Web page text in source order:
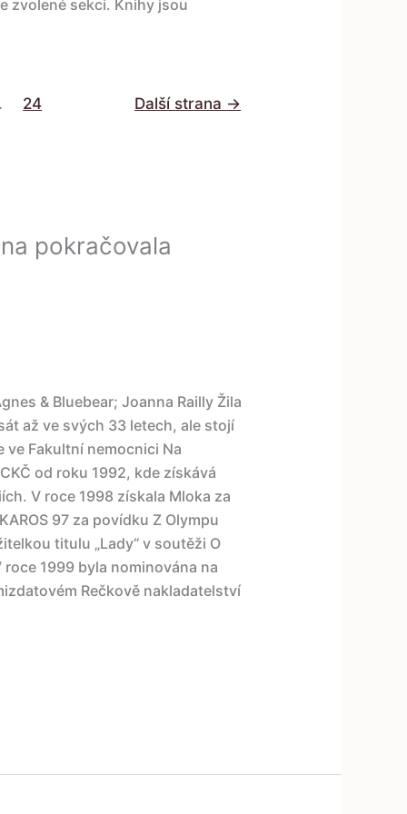
zvolené sekci. Knihy jsou
24 Další strana →
pokračovala
& Bluebear; Joanna Railly Žila
až ve svých 33 letech, ale stojí
Fakultní nemocnici Na
od roku 1992, kde získává
V roce 1998 získala Mloka za
97 za povídku Z Olympu
titulu „Lady“ v soutěži O
1999 byla nominována na
Rečkově nakladatelství